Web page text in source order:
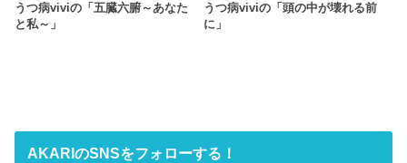
うつ病viviの「五臓六腑～あなた
と私～」
うつ病viviの「頭の中が壊れる前
に」
AKARIのSNSをフォローする！